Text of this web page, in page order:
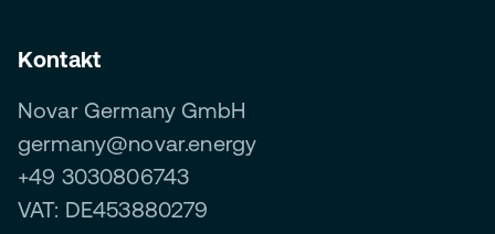
Kontakt
Novar Germany GmbH
germany@novar.energy
+49 3030806743
VAT: DE453880279